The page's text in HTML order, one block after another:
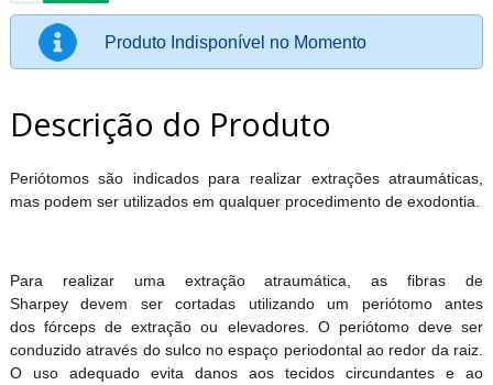
Produto Indisponível no Momento
Descrição do Produto
Periótomos são indicados para realizar extrações atraumáticas,
mas podem ser utilizados em qualquer procedimento de exodontia.
Para realizar uma extração atraumática, as fibras de
Sharpey devem ser cortadas utilizando um periótomo antes
dos fórceps de extração ou elevadores. O periótomo deve ser
conduzido através do sulco no espaço periodontal ao redor da raiz.
O uso adequado evita danos aos tecidos circundantes e ao